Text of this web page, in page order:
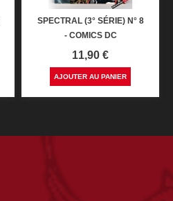
SPECTRAL (3° SÉRIE) N° 8
- COMICS DC
Prix
11,90 €
AJOUTER AU PANIER